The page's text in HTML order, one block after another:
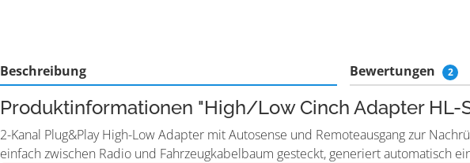
Beschreibung Bewertungen 2
Produktinformationen "High/Low Cinch Adapter HL-
2-Kanal Plug&Play High-Low Adapter mit Autosense und Remoteausgang zur
einfach zwischen Radio und Fahrzeugkabelbaum gesteckt, generiert automatisch